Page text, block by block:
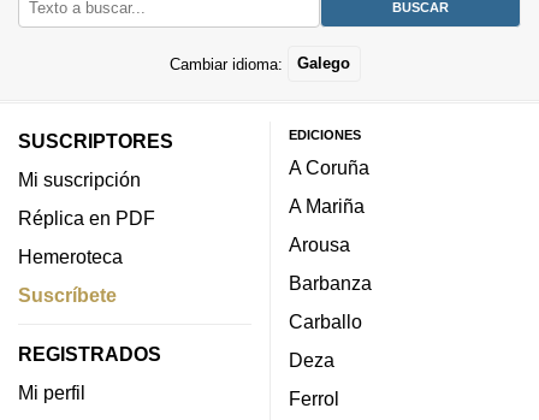
Cambiar idioma: Galego
SUSCRIPTORES
Mi suscripción
Réplica en PDF
Hemeroteca
Suscríbete
REGISTRADOS
Mi perfil
EDICIONES
A Coruña
A Mariña
Arousa
Barbanza
Carballo
Deza
Ferrol